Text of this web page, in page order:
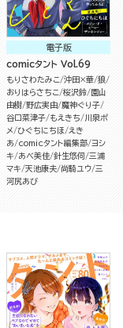
電子版
comicタント Vol.69
もりさわたみこ 沖田×華 狼
おりはらさちこ 桜沢鈴 園山
由樹 野広実由 魔神ぐり子
谷口菜津子 もえきち
川泉ポ
メ ひぐちにちほ
えき
あ
comicタント編集部 ヨシ
キ
あべ美佳 針生悠伺 三浦
マキ 天池康夫 尚騎ユウ 三
河尻あび